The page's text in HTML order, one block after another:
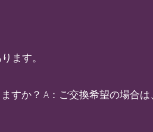
ます。
すか？ A：ご交換希望の場合